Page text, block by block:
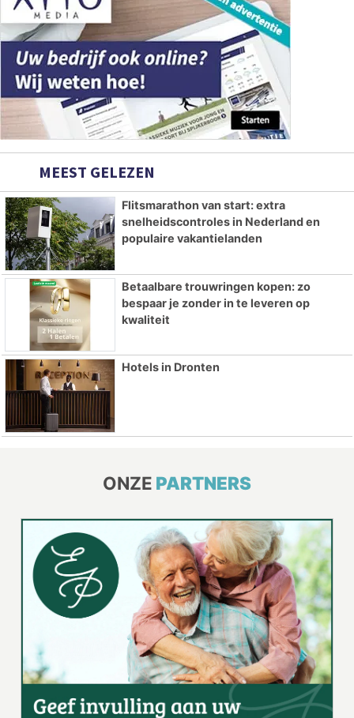
MEEST GELEZEN
Flitsmarathon van start: extra
snelheidscontroles in Nederland en
populaire vakantielanden
Betaalbare trouwringen kopen: zo
bespaar je zonder in te leveren op
kwaliteit
Hotels in Dronten
ONZE PARTNERS